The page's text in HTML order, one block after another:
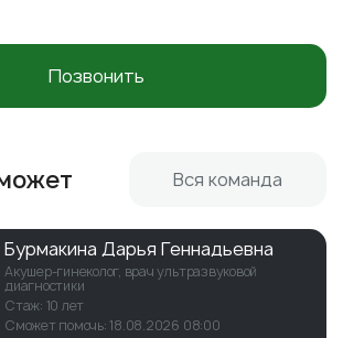
Позвонить
Вся команда
Бурмакина Дарья Геннадьевна
Акушер-гинеколог, врач ультразвуковой
диагностики
Стаж: 10 лет
Сможет помочь: 18.08.2026 08:00